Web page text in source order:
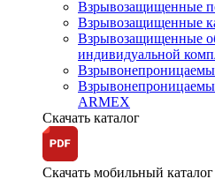
Взрывозащищенные
Взрывозащищенные
Взрывозащищенные
индивидуальной
ARMEX
Скачать каталог
Скачать мобильный каталог